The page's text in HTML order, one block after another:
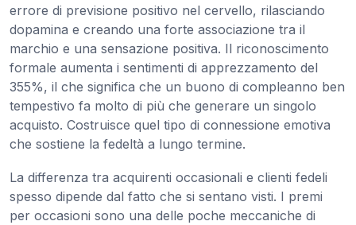
errore di previsione positivo nel cervello, rilasciando
dopamina e creando una forte associazione tra il
marchio e una sensazione positiva. Il riconoscimento
formale aumenta i sentimenti di apprezzamento del
355%, il che significa che un buono di compleanno ben
tempestivo fa molto di più che generare un singolo
acquisto. Costruisce quel tipo di connessione emotiva
che sostiene la fedeltà a lungo termine.
La differenza tra acquirenti occasionali e clienti fedeli
spesso dipende dal fatto che si sentano visti. I premi
per occasioni sono una delle poche meccaniche di